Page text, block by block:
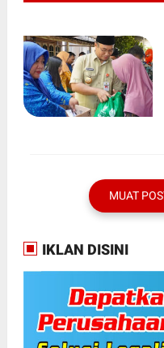
MUAT
IKLAN DISINI